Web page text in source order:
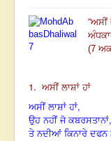
ਸੰਪਰਕ
We have 249
“ਅਸੀਂ
(7
1. ਅਸੀਂ ਲਾਸ਼ਾਂ ਹਾਂ
ਅਸੀਂ ਲਾਸ਼ਾਂ ਹਾਂ,
ਉਹ ਨਹੀਂ ਜੋ ਕਬਰਸਤਾਨਾਂ,
ਤੇ ਨਦੀਆਂ ਕਿਨਾਰੇ ਦਫਨ